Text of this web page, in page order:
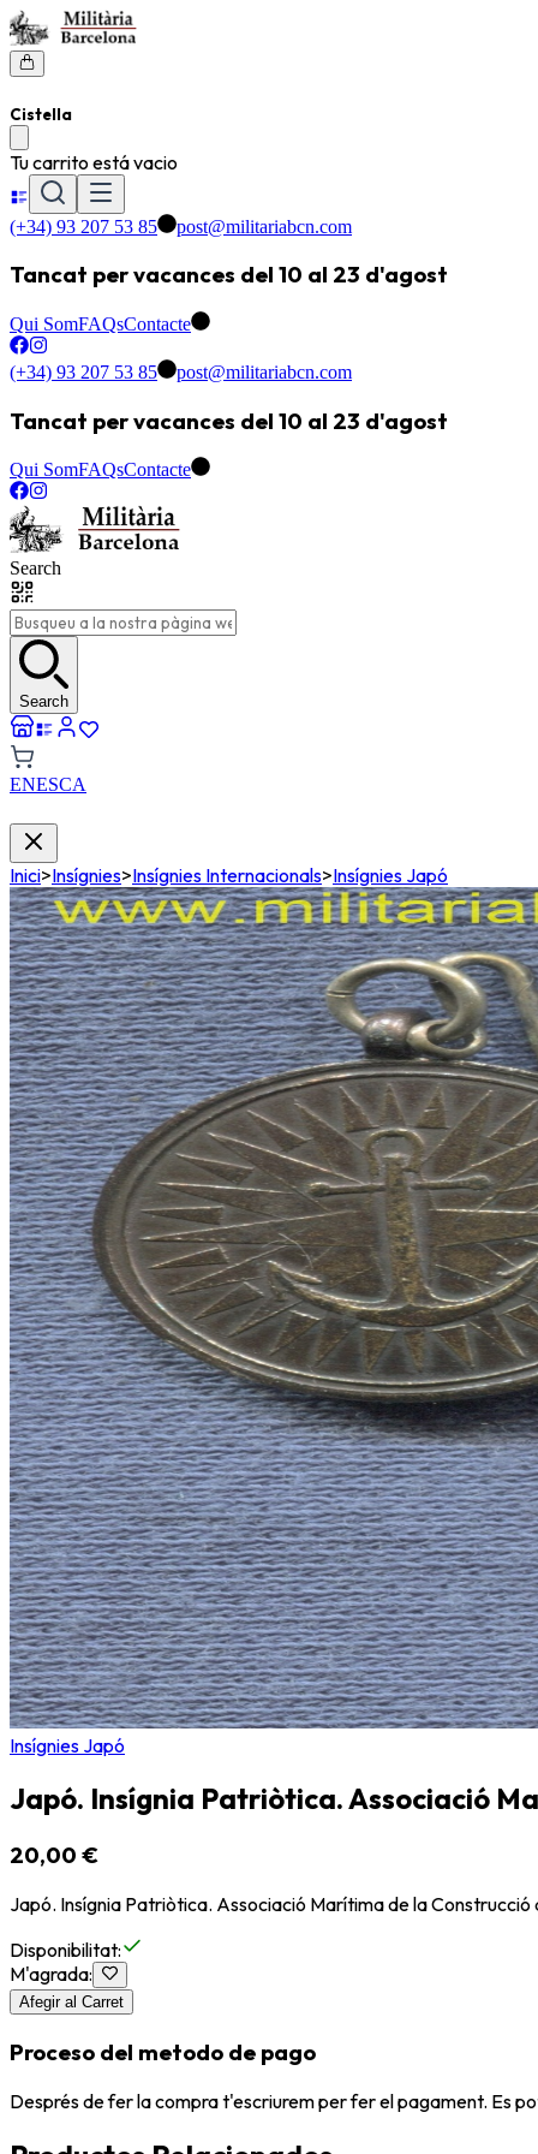
Cistella
Tu carrito está vacio
(+34) 93 207 53 85 post@militariabcn.com
Tancat per vacances del 10 al 23 d'agost
Qui SomFAQsContacte
(+34) 93 207 53 85 post@militariabcn.com
Tancat per vacances del 10 al 23 d'agost
Qui SomFAQsContacte
Search
Search
ENESCA
Inici>Insígnies>Insígnies Internacionals>Insígnies Japó
Insígnies Japó
Japó. Insígnia Patriòtica. Associació
20,00 €
Japó. Insígnia Patriòtica. Associació Marítima de la Construcció
Disponibilitat:
M'agrada:
Afegir al Carret
Proceso del metodo de pago
Després de fer la compra t'escriurem per fer el pagament. Es